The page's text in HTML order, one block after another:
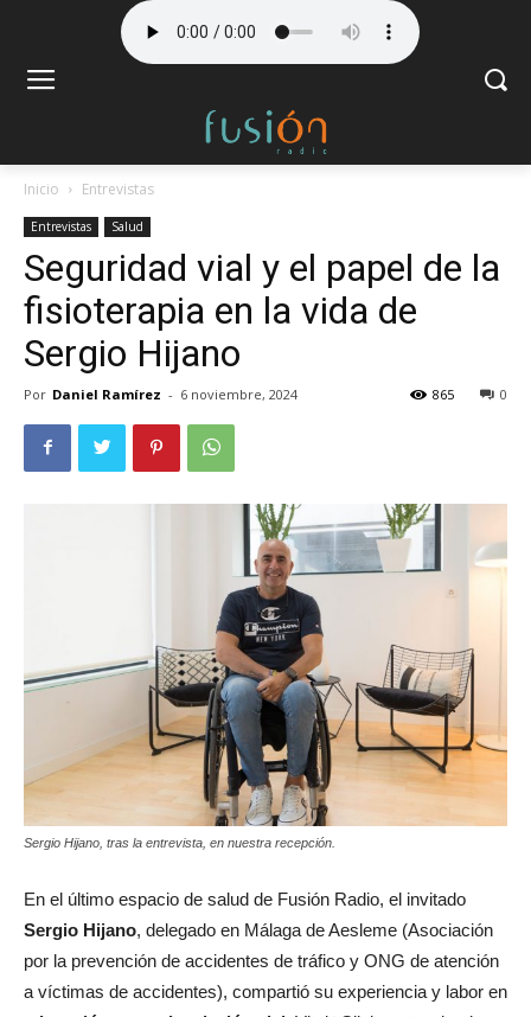
Inicio Entrevistas
Entrevistas Salud
Seguridad vial y el papel de la
fisioterapia en la vida de
Sergio Hijano
Por Daniel Ramírez - 6 noviembre, 2024 0
865
Sergio Hijano, tras la entrevista, en nuestra recepción.
En el último espacio de salud de Fusión Radio, el invitado
Sergio Hijano, delegado en Málaga de Aesleme (Asociación
por la prevención de accidentes de tráfico y ONG de atención
a víctimas de accidentes), compartió su experiencia y labor en